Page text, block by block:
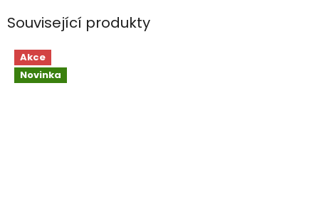
Související produkty
Akce
Novinka